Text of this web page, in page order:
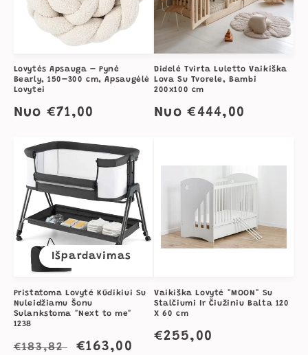
Lovytės Apsauga – Pynė
Bearly, 150–300 cm, Apsaugėlė
Lovytei
Įprasta
Nuo €71,00
Didelė Tvirta Luletto Vaikiška
Lova Su Tvorele, Bambi
200x100 cm
Įprasta
Nuo €444,00
Išpardavimas
Pristatoma Lovytė Kūdikiui Su
Nuleidžiamu Šonu
Sulankstoma "Next to me"
1238
Įprasta
€183,82
Išpardavimo
€163,00
Vaikiška Lovytė "MOON" Su
Stalčiumi Ir Čiužiniu Balta 120
X 60 cm
Įprasta
€255,00